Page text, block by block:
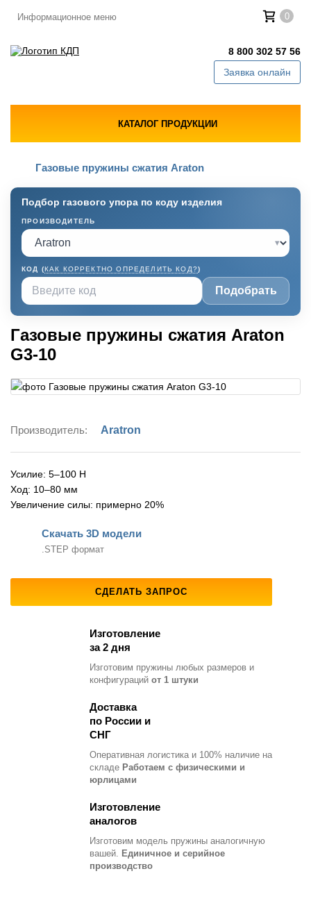
Информационное меню 0
8 800 302 57 56
Заявка онлайн
КАТАЛОГ ПРОДУКЦИИ
Газовые пружины сжатия Araton
Подбор газового упора по коду изделия
ПРОИЗВОДИТЕЛЬ
▾
КОД (КАК КОРРЕКТНО ОПРЕДЕЛИТЬ КОД?)
Подобрать
Газовые пружины сжатия Araton
G3-10
Производитель: Aratron
Усилие: 5–100 Н
Ход: 10–80 мм
Увеличение силы: примерно 20%
Скачать 3D модели
.STEP формат
СДЕЛАТЬ ЗАПРОС
Изготовление
за 2 дня
Изготовим пружины любых размеров и
конфигураций от 1 штуки
Доставка
по России и
СНГ
Оперативная логистика и 100% наличие на
складе Работаем с физическими и
юрлицами
Изготовление
аналогов
Изготовим модель пружины аналогичную
вашей. Единичное и серийное
производство